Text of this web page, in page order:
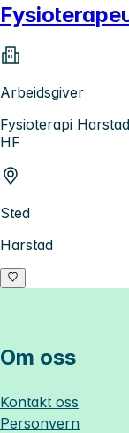
Arbeidsgiver
Fysioterapi
HF
Sted
Harstad
Om oss
Kontakt oss
Personvern